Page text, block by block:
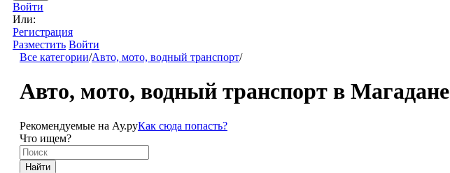
Войти
Или:
Регистрация
Разместить Войти
Все категории/Авто, мото, водный транспорт/
Авто, мото, водный транспорт в Магадане
Рекомендуемые на Ау.руКак сюда попасть?
Что ищем?
Найти